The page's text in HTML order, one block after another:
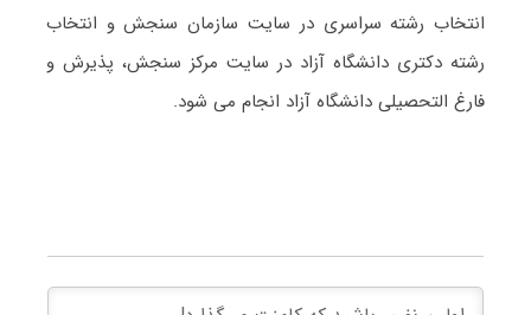
انتخاب رشته سراسری در سایت سازمان سنجش و انتخاب
رشته دکتری دانشگاه آزاد در سایت مرکز سنجش، پذیرش و
فارغ التحصیلی دانشگاه آزاد انجام می شود.